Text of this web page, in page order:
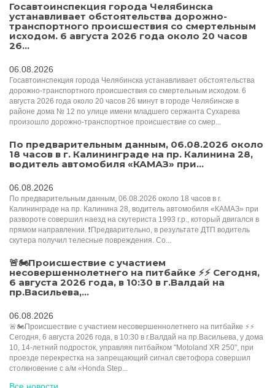
Госавтоинспекция города Челябинска
устанавливает обстоятельства дорожно-
транспортного происшествия со смертельным
исходом. 6 августа 2026 года около 20 часов
26...
06.08.2026
Госавтоинспекция города Челябинска устанавливает обстоятельства
дорожно-транспортного происшествия со смертельным исходом. 6
августа 2026 года около 20 часов 26 минут в городе Челябинске в
районе дома № 12 по улице имени младшего сержанта Сухарева
произошло дорожно-транспортное происшествие со смер...
По предварительным данным, 06.08.2026 около
18 часов в г. Калининграде на пр. Калинина 28,
водитель автомобиля «КАМАЗ» при...
06.08.2026
По предварительным данным, 06.08.2026 около 18 часов в г.
Калининграде на пр. Калинина 28, водитель автомобиля «КАМАЗ» при
развороте совершил наезд на скутериста 1993 г.р., который двигался в
прямом направлении. ❗️Предварительно, в результате ДТП водитель
скутера получил телесные повреждения. Со...
🚨🏍Происшествие с участием
несовершеннолетнего на питбайке ⚡️⚡️️ Сегодня,
6 августа 2026 года, в 10:30 в г.Валдай на
пр.Васильева,...
06.08.2026
🚨🏍Происшествие с участием несовершеннолетнего на питбайке ⚡️⚡️️
Сегодня, 6 августа 2026 года, в 10:30 в г.Валдай на пр.Васильева, у дома
10, 14-летний подросток, управляя питбайком "Motoland XR 250", при
проезде перекрестка на запрещающий сигнал светофора совершил
столкновение с а/м «Honda Step...